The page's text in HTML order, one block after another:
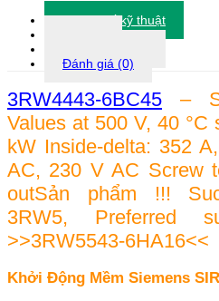
Thông số kỹ thuật
Đánh giá (0)
3RW4443-6BC45 –
Values at 500 V, 40 °C
kW Inside-delta: 352
AC, 230 V AC Screw
outSản phẩm !!!
3RW5, Preferred
>>3RW5543-6HA16<<
Khởi Động Mềm Siemens